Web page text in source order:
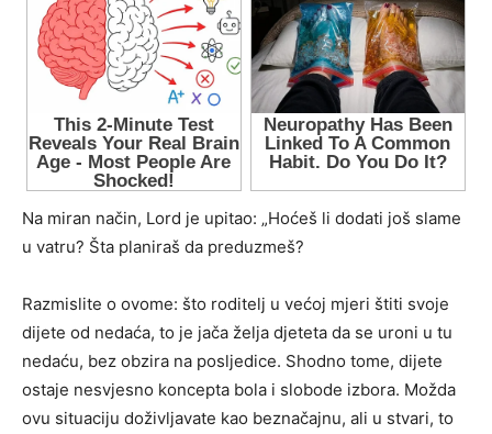
Na miran način, Lord je upitao: „Hoćeš li dodati još slame
u vatru? Šta planiraš da preduzmeš?
Razmislite o ovome: što roditelj u većoj mjeri štiti svoje
dijete od nedaća, to je jača želja djeteta da se uroni u tu
nedaću, bez obzira na posljedice. Shodno tome, dijete
ostaje nesvjesno koncepta bola i slobode izbora. Možda
ovu situaciju doživljavate kao beznačajnu, ali u stvari, to